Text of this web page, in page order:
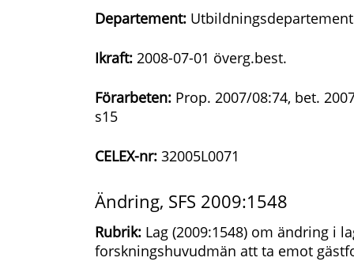
Departement:
Ikraft: 2008-07-01 överg.best.
Förarbeten: Prop. 2007/08:74, bet.
s15
CELEX-nr: 32005L0071
Ändring, SFS 2009:1548
Rubrik: Lag (2009:1548) om ändring i
forskningshuvudmän att ta emot